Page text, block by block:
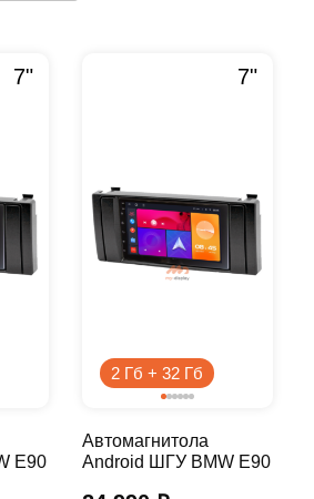
7"
E90
2 Гб + 32 Гб
7"
Автомагнитола
Android ШГУ BMW E90